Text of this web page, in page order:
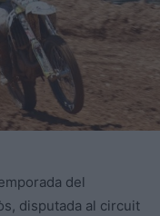
del
disputada al circuit